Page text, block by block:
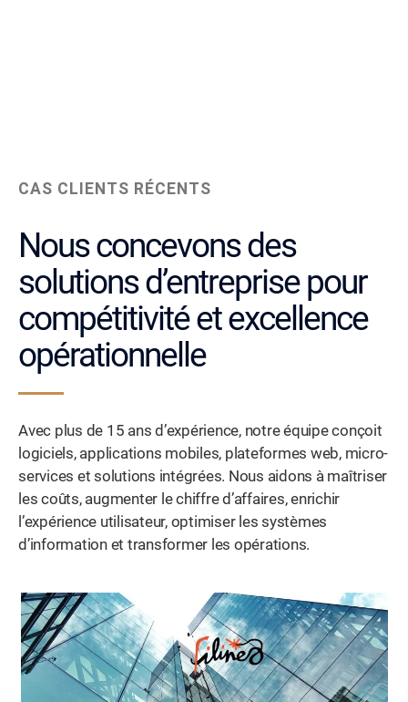
CAS CLIENTS RÉCENTS
Nous concevons des
solutions d’entreprise pour
compétitivité et excellence
opérationnelle
Avec plus de 15 ans d’expérience, notre équipe conçoit
logiciels, applications mobiles, plateformes web, micro-
services et solutions intégrées. Nous aidons à maîtriser
les coûts, augmenter le chiffre d’affaires, enrichir
l’expérience utilisateur, optimiser les systèmes
d’information et transformer les opérations.